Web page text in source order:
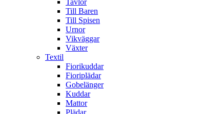
Tavlor
Till Baren
Till Spisen
Urnor
Vikväggar
Växter
Textil
Fiorikuddar
Fioriplädar
Gobelänger
Kuddar
Mattor